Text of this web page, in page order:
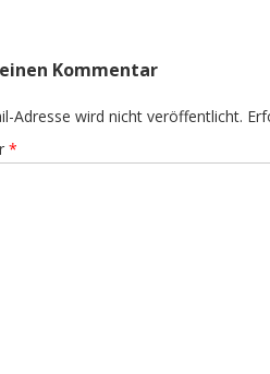
Kommentar
Adresse wird nicht veröffentlicht.
*